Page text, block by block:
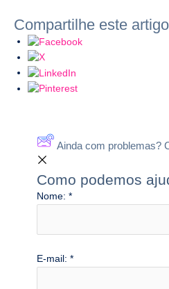
Compartilhe este
Ainda com problemas?
Como podemos
Nome:*
E-mail:*